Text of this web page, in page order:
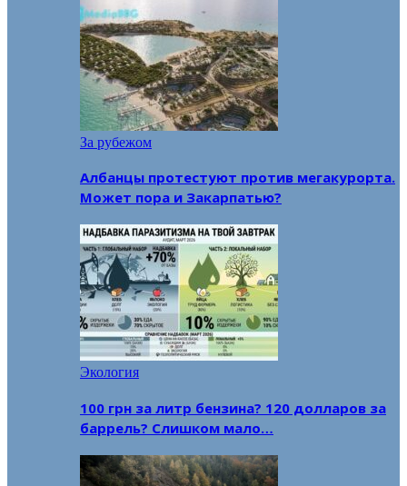
За рубежом
Албанцы протестуют против мегакурорта.
Может пора и Закарпатью?
Экология
100 грн за литр бензина? 120 долларов за
баррель? Слишком мало…